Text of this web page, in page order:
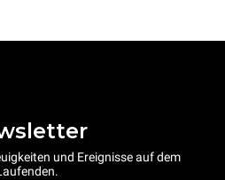
und Ereignisse auf dem